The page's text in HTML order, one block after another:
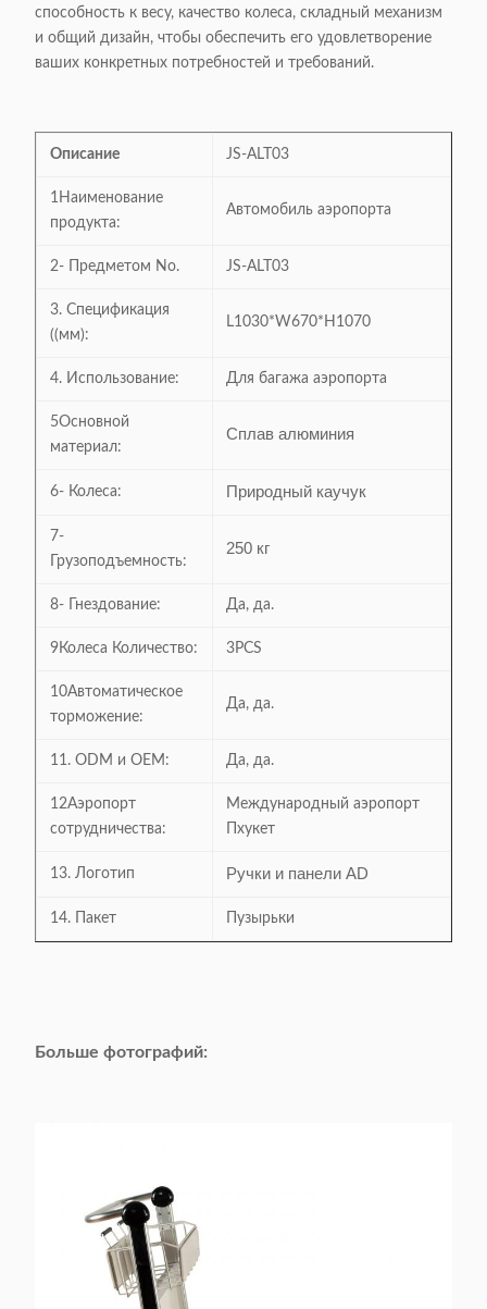
способность к весу, качество колеса, складный механизм
и общий дизайн, чтобы обеспечить его удовлетворение
ваших конкретных потребностей и требований.
Описание JS-ALT03
1Наименование
продукта:
Автомобиль аэропорта
2- Предметом No. JS-ALT03
3. Спецификация
((мм):
L1030*W670*H1070
4. Использование: Для багажа аэропорта
5Основной
материал:
Сплав алюминия
6- Колеса: Природный каучук
7-
Грузоподъемность:
250 кг
8- Гнездование: Да, да.
9Колеса Количество: 3PCS
10Автоматическое
торможение:
Да, да.
11. ODM и OEM: Да, да.
12Аэропорт
сотрудничества:
Международный аэропорт
Пхукет
13. Логотип Ручки и панели AD
14. Пакет Пузырьки
Больше фотографий: